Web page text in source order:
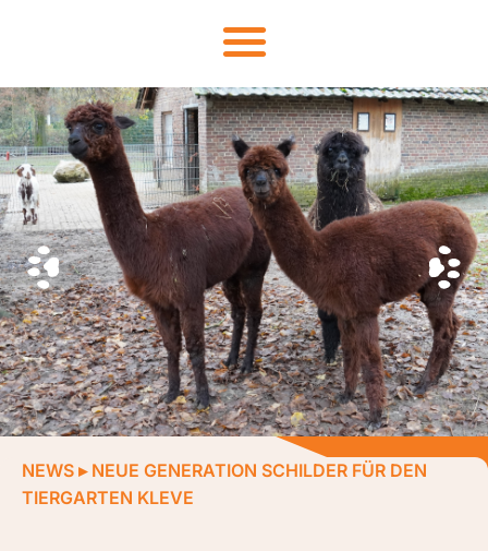
NEWS ▸ NEUE GENERATION SCHILDER FÜR DEN
TIERGARTEN KLEVE